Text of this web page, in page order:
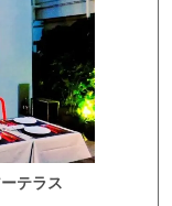
テラス